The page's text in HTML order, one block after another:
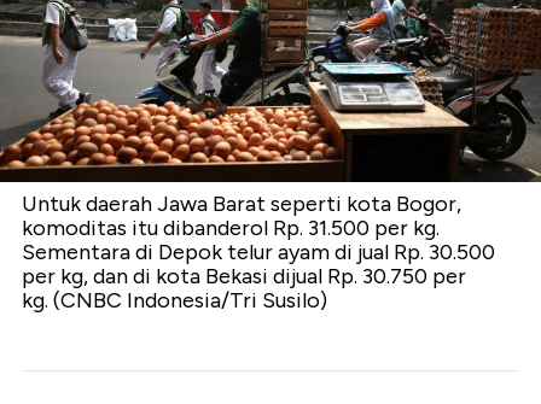
Untuk daerah Jawa Barat seperti kota Bogor,
komoditas itu dibanderol Rp. 31.500 per kg.
Sementara di Depok telur ayam di jual Rp. 30.500
per kg, dan di kota Bekasi dijual Rp. 30.750 per
kg. (CNBC Indonesia/Tri Susilo)